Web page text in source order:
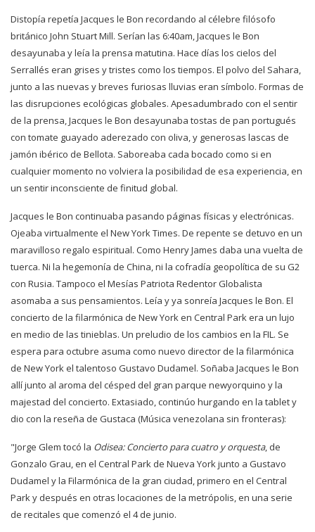
Distopía repetía Jacques le Bon recordando al célebre filósofo
británico John Stuart Mill. Serían las 6:40am, Jacques le Bon
desayunaba y leía la prensa matutina. Hace días los cielos del
Serrallés eran grises y tristes como los tiempos. El polvo del Sahara,
junto a las nuevas y breves furiosas lluvias eran símbolo. Formas de
las disrupciones ecológicas globales. Apesadumbrado con el sentir
de la prensa, Jacques le Bon desayunaba tostas de pan portugués
con tomate guayado aderezado con oliva, y generosas lascas de
jamón ibérico de Bellota. Saboreaba cada bocado como si en
cualquier momento no volviera la posibilidad de esa experiencia, en
un sentir inconsciente de finitud global.
Jacques le Bon continuaba pasando páginas físicas y electrónicas.
Ojeaba virtualmente el New York Times. De repente se detuvo en un
maravilloso regalo espiritual. Como Henry James daba una vuelta de
tuerca. Ni la hegemonía de China, ni la cofradía geopolítica de su G2
con Rusia. Tampoco el Mesías Patriota Redentor Globalista
asomaba a sus pensamientos. Leía y ya sonreía Jacques le Bon. El
concierto de la filarmónica de New York en Central Park era un lujo
en medio de las tinieblas. Un preludio de los cambios en la FIL. Se
espera para octubre asuma como nuevo director de la filarmónica
de New York el talentoso Gustavo Dudamel. Soñaba Jacques le Bon
allí junto al aroma del césped del gran parque newyorquino y la
majestad del concierto. Extasiado, continúo hurgando en la tablet y
dio con la reseña de Gustaca (Música venezolana sin fronteras):
"Jorge Glem tocó la Odisea: Concierto para cuatro y orquesta, de
Gonzalo Grau, en el Central Park de Nueva York junto a Gustavo
Dudamel y la Filarmónica de la gran ciudad, primero en el Central
Park y después en otras locaciones de la metrópolis, en una serie
de recitales que comenzó el 4 de junio.